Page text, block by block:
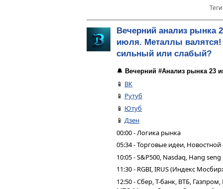
Вечерний анализ рынка
июля. Металлы
сильный или слабый?
🔔 Вечерний #Анализ рынка 23
📱 ВК
📱 Рутуб
📱 Ютуб
📱 Дзен
00:00 - Логика рынка
05:34 - Торговые идеи,
10:05 - S&P500, Nasdaq, Hang seng
11:30 - RGBI, IRUS (Индекс
12:50 - Сбер, Т-банк, ВТБ,